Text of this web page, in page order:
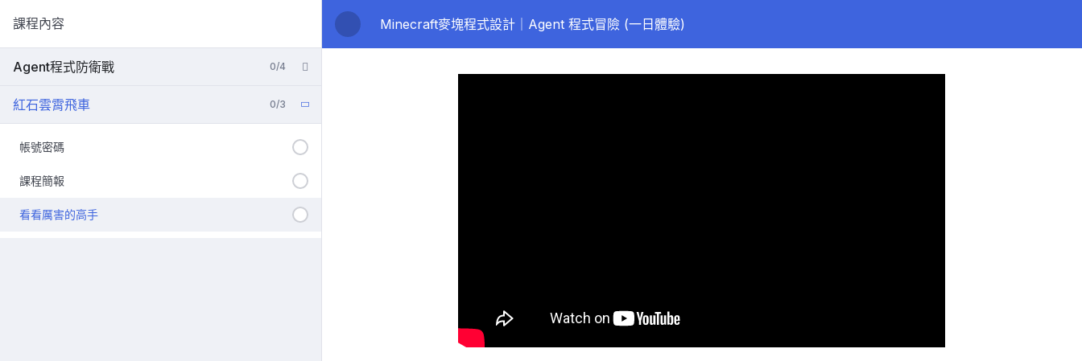
課程內容
Agent程式防衛戰 0/4
紅石雲霄飛車 0/3
帳號密碼
課程簡報
看看厲害的高手
Minecraft麥塊程式設計｜Agent 程式冒險 (一日體驗)